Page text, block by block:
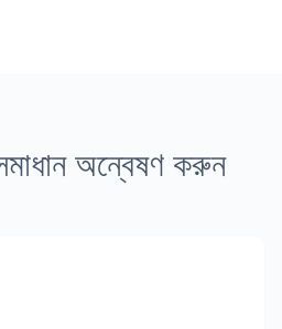
অন্বেষণ করুন